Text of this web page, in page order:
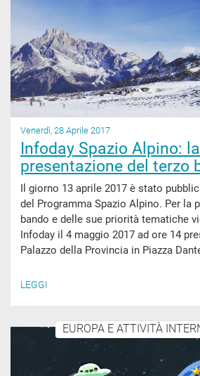
Venerdì, 28 Aprile 2017
Infoday Spazio Alpino: la
presentazione del terzo
Il giorno 13 aprile 2017 è stato
del Programma Spazio Alpino. Per la
bando e delle sue priorità tematiche
Infoday il 4 maggio 2017 ad ore 14
Palazzo della Provincia in Piazza
LEGGI
EUROPA E ATTIVITÀ